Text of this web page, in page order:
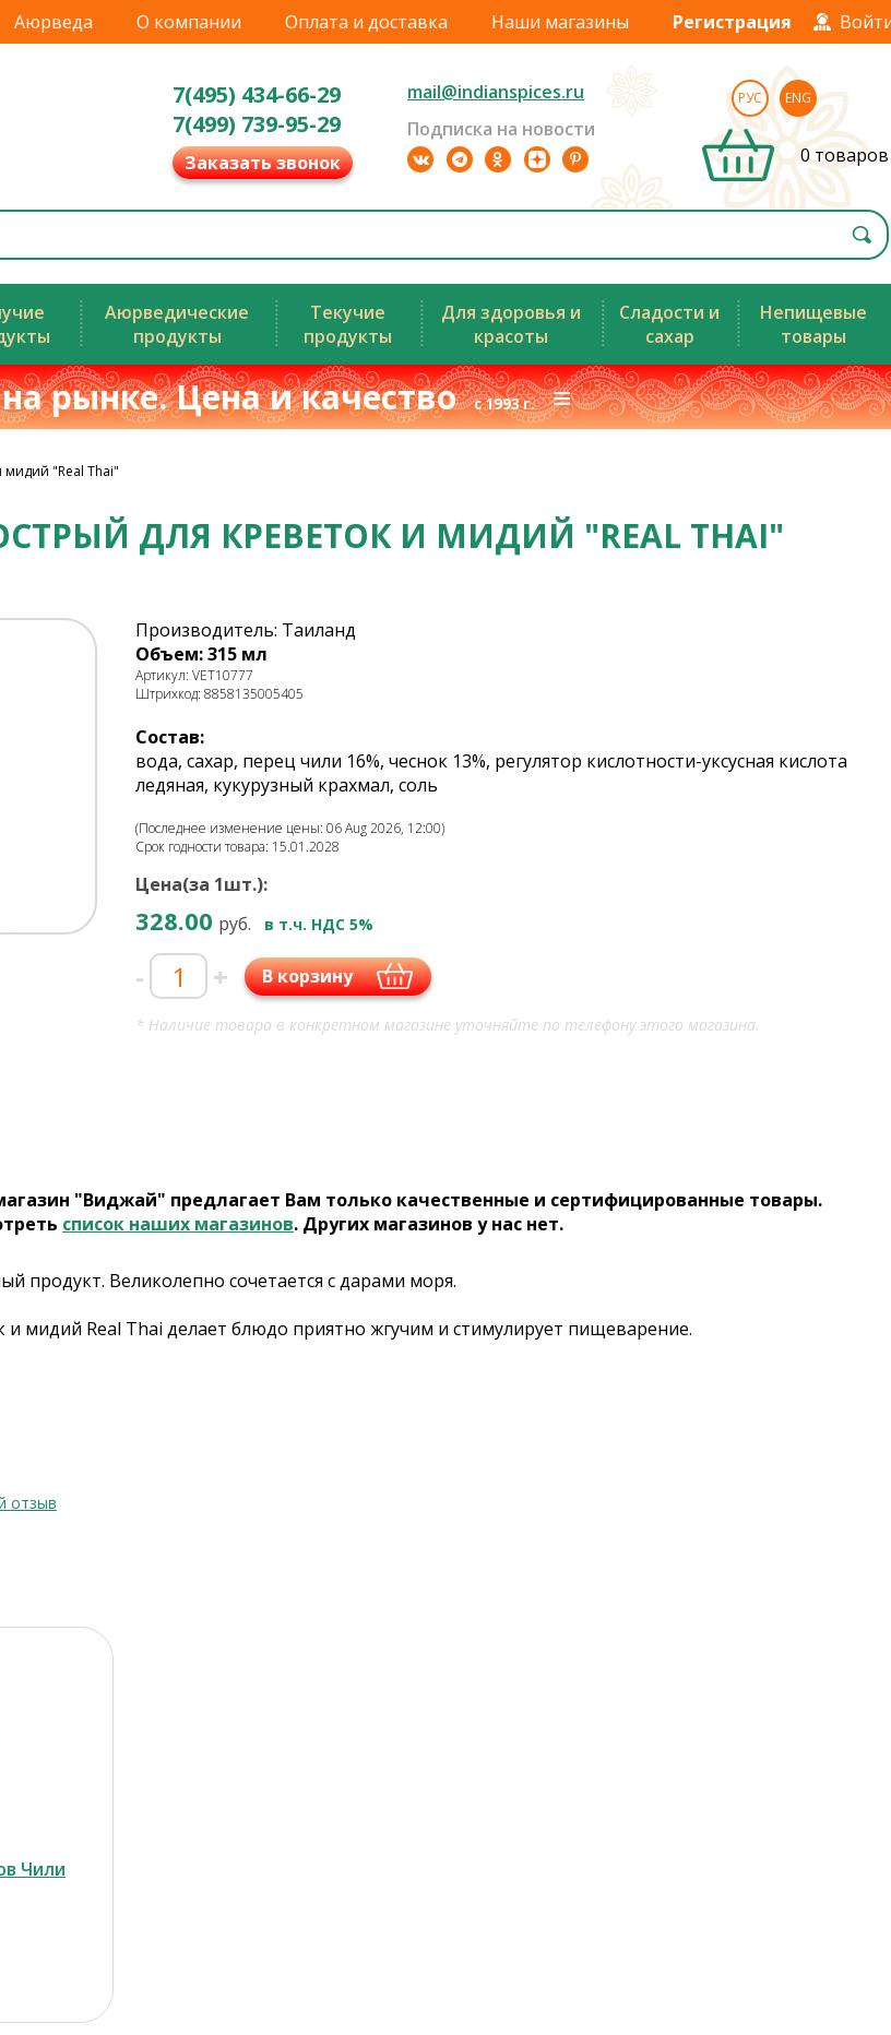
Аюрведа О компании Оплата и доставка Наши магазины Регистрация
7(495) 434-66-29
7(499) 739-95-29
Заказать звонок
mail@indianspices.ru
Подписка на новости
РУС ENG
0 товаров
Аюрведические
продукты
Текучие
продукты
Для здоровья и
красоты
Сладости и
сахар
Непищевые
товары
рынке. Цена и качествос 1993 г.≡
мидий "Real Thai"
ДЛЯ КРЕВЕТОК И МИДИЙ "REAL THAI"
Производитель: Таиланд
Объем: 315 мл
Артикул: VET10777
Штрихкод: 8858135005405
Состав:
вода, сахар, перец чили 16%, чеснок 13%, регулятор кислотности-уксусная кислота
ледяная, кукурузный крахмал, соль
(Последнее изменение цены: 06 Aug 2026, 12:00)
Срок годности товара: 15.01.2028
Цена(за 1шт.):
328.00 руб. в т.ч. НДС 5%
- + В корзину
* Наличие товара в конкретном магазине уточняйте по телефону этого магазина.
"Виджай" предлагает Вам только качественные и сертифицированные товары.
список наших магазинов. Других магазинов у нас нет.
продукт. Великолепно сочетается с дарами моря.
и мидий Real Thai делает блюдо приятно жгучим и стимулирует пищеварение.
отзыв
Чили